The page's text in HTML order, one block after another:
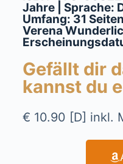
Jahre | Sprache:
Umfang: 31
Verena
Gefällt dir
kannst du
€ 10.90 [D] inkl.